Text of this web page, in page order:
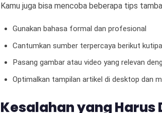
Kamu juga bisa mencoba beberapa tips
Gunakan bahasa formal dan profesional
Cantumkan sumber terpercaya berikut
Pasang gambar atau video yang relevan
Optimalkan tampilan artikel di desktop dan
Kesalahan yang